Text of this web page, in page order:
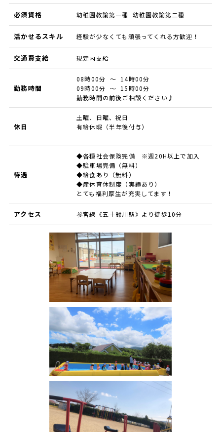
必須資格 幼稚園教諭第一種 幼稚園教諭第二種
活かせるスキル 経験が少なくても頑張ってくれる方歓迎！
交通費支給 規定内支給
勤務時間
08時00分 ～ 14時00分
09時00分 ～ 15時00分
勤務時間の前後ご相談ください♪
休日
土曜、日曜、祝日
有給休暇（半年後付与）
待遇
◆各種社会保険完備 ※週20H以上で加入
◆駐車場完備（無料）
◆給食あり（無料）
◆産休育休制度（実績あり）
とても福利厚生が充実してます！
アクセス 参宮線《五十鈴川駅》より徒歩10分